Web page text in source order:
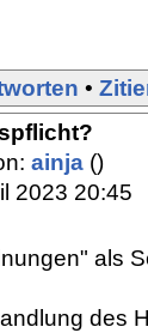
•
ainja ()
2023 20:45
als
des